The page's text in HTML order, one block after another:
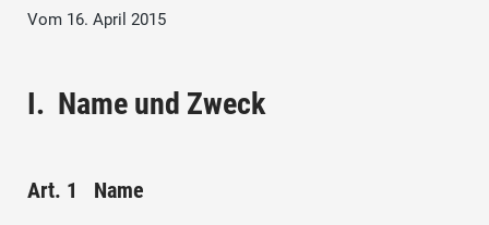
Vom 16. April 2015
I. Name und Zweck
Art. 1 Name